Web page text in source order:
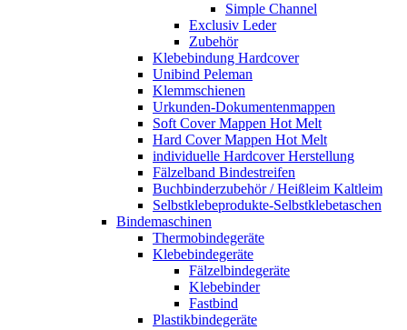
Simple Channel
Exclusiv Leder
Zubehör
Klebebindung Hardcover
Unibind Peleman
Klemmschienen
Urkunden-Dokumentenmappen
Soft Cover Mappen Hot Melt
Hard Cover Mappen Hot Melt
individuelle Hardcover Herstellung
Fälzelband Bindestreifen
Buchbinderzubehör / Heißleim Kaltleim
Selbstklebeprodukte-Selbstklebetaschen
Bindemaschinen
Thermobindegeräte
Klebebindegeräte
Fälzelbindegeräte
Klebebinder
Fastbind
Plastikbindegeräte